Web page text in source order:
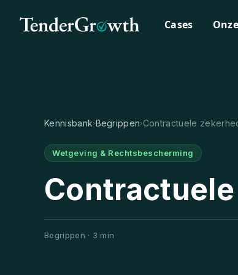
Cases
Begrippen · 3 min
Wetgeving & Rechtsbescherming
Kennisbank›Begrippen›Contractuele